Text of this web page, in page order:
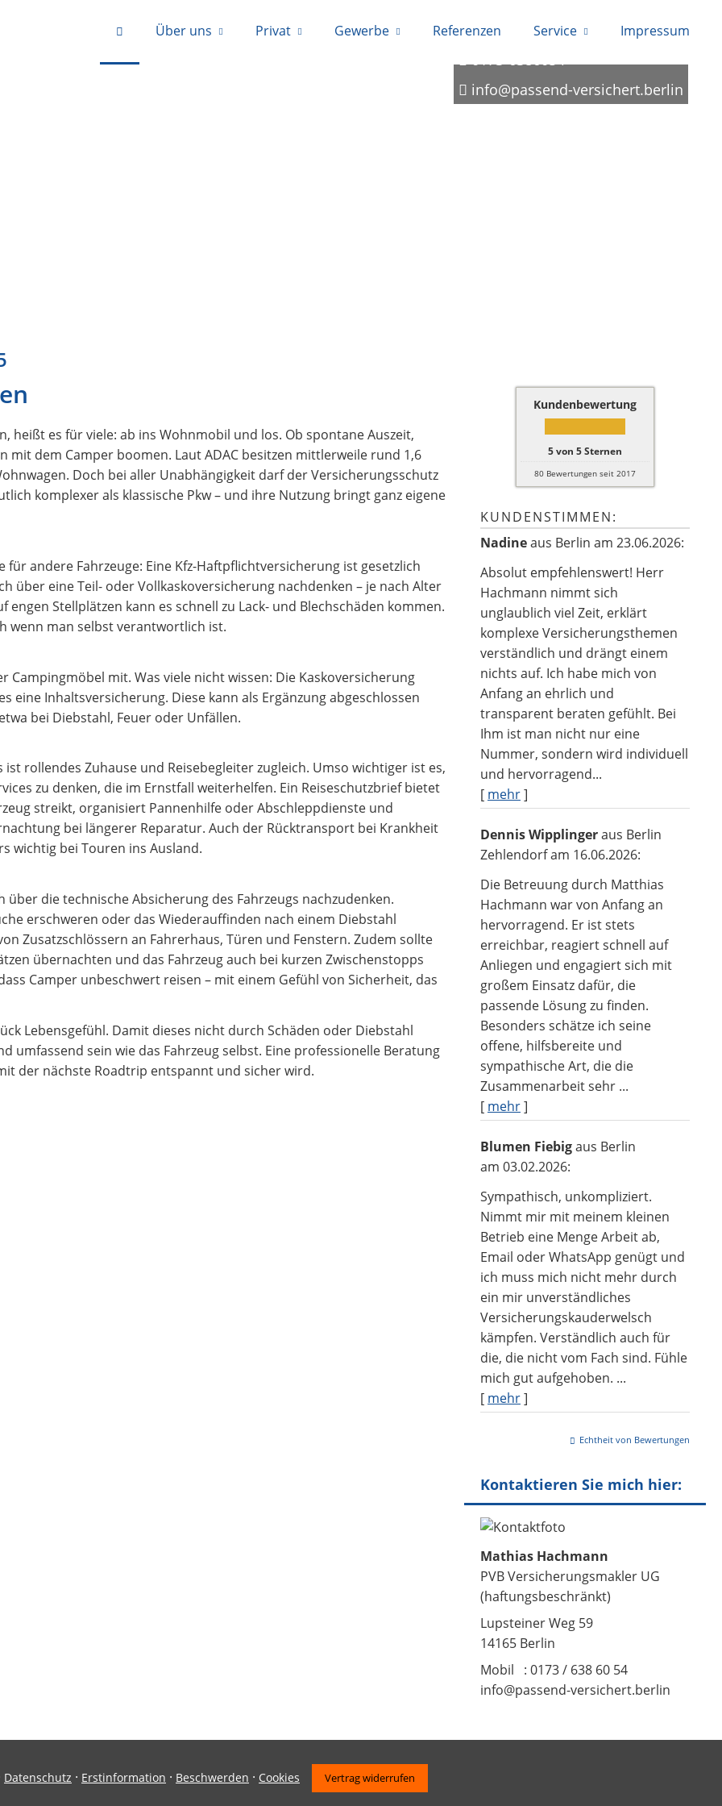
Über uns Privat Gewerbe Referenzen Service Impressum
0173-6386054
info@passend-versichert.berlin
Kundenbewertung
5von 5Sternen
80 Bewertungen seit 2017
KUNDENSTIMMEN:
Nadineaus Berlin am 23.06.2026:
Absolut empfehlenswert! Herr
Hachmann nimmt sich
unglaublich viel Zeit, erklärt
komplexe Versicherungsthemen
verständlich und drängt einem
nichts auf. Ich habe mich von
Anfang an ehrlich und
transparent beraten gefühlt. Bei
Ihm ist man nicht nur eine
Nummer, sondern wird individuell
und hervorragend...
[ mehr]
Dennis Wipplingeraus Berlin
Zehlendorfam 16.06.2026:
Die Betreuung durch Matthias
Hachmann war von Anfang an
hervorragend. Er ist stets
erreichbar, reagiert schnell auf
Anliegen und engagiert sich mit
großem Einsatz dafür, die
passende Lösung zu finden.
Besonders schätze ich seine
offene, hilfsbereite und
sympathische Art, die die
Zusammenarbeit sehr ...
[ mehr]
Blumen Fiebigaus Berlin
am 03.02.2026:
Sympathisch, unkompliziert.
Nimmt mir mit meinem kleinen
Betrieb eine Menge Arbeit ab,
Email oder WhatsApp genügt und
ich muss mich nicht mehr durch
ein mir unverständliches
Versicherungskauderwelsch
kämpfen. Verständlich auch für
die, die nicht vom Fach sind. Fühle
mich gut aufgehoben. ...
[ mehr]
Echtheit von Bewertungen
Kontaktieren Sie mich hier:
Mathias Hachmann
PVB Versicherungsmakler UG
(haftungsbeschränkt)
Lupsteiner Weg 59
14165 Berlin
Mobil : 0173 / 638 60 54
info@passend-versichert.berlin
heißt es für viele: ab ins Wohnmobil und los. Ob spontane Auszeit,
mit dem Camper boomen. Laut ADAC besitzen mittlerweile rund 1,6
Doch bei aller Unabhängigkeit darf der Versicherungsschutz
komplexer als klassische Pkw – und ihre Nutzung bringt ganz eigene
andere Fahrzeuge: Eine Kfz-Haftpflichtversicherung ist gesetzlich
über eine Teil- oder Vollkaskoversicherung nachdenken – je nach Alter
Stellplätzen kann es schnell zu Lack- und Blechschäden kommen.
wenn man selbst verantwortlich ist.
mit. Was viele nicht wissen: Die Kaskoversicherung
eine Inhaltsversicherung. Diese kann als Ergänzung abgeschlossen
bei Diebstahl, Feuer oder Unfällen.
rollendes Zuhause und Reisebegleiter zugleich. Umso wichtiger ist es,
zu denken, die im Ernstfall weiterhelfen. Ein Reiseschutzbrief bietet
streikt, organisiert Pannenhilfe oder Abschleppdienste und
bei längerer Reparatur. Auch der Rücktransport bei Krankheit
wichtig bei Touren ins Ausland.
die technische Absicherung des Fahrzeugs nachzudenken.
erschweren oder das Wiederauffinden nach einem Diebstahl
Zusatzschlössern an Fahrerhaus, Türen und Fenstern. Zudem sollte
übernachten und das Fahrzeug auch bei kurzen Zwischenstopps
Camper unbeschwert reisen – mit einem Gefühl von Sicherheit, das
Lebensgefühl. Damit dieses nicht durch Schäden oder Diebstahl
sein wie das Fahrzeug selbst. Eine professionelle Beratung
der nächste Roadtrip entspannt und sicher wird.
Datenschutz · Erstinformation · Beschwerden · Cookies Vertrag widerrufen